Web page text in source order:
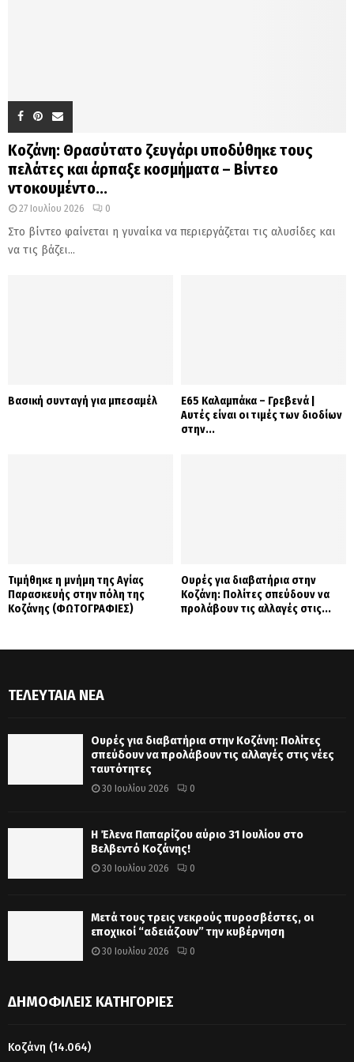
Κοζάνη: Θρασύτατο ζευγάρι υποδύθηκε τους
πελάτες και άρπαξε κοσμήματα – Βίντεο
ντοκουμέντο...
27 Ιουλίου 2026 0
Στο βίντεο φαίνεται η γυναίκα να περιεργάζεται τις αλυσίδες και
να τις βάζει...
Βασική συνταγή για μπεσαμέλ
Ε65 Καλαμπάκα – Γρεβενά |
Αυτές είναι οι τιμές των διοδίων
στην...
Τιμήθηκε η μνήμη της Αγίας
Παρασκευής στην πόλη της
Κοζάνης (ΦΩΤΟΓΡΑΦΙΕΣ)
Ουρές για διαβατήρια στην
Κοζάνη: Πολίτες σπεύδουν να
προλάβουν τις αλλαγές στις...
ΤΕΛΕΥΤΑΊΑ ΝΈΑ
Ουρές για διαβατήρια στην Κοζάνη: Πολίτες
σπεύδουν να προλάβουν τις αλλαγές στις νέες
ταυτότητες
30 Ιουλίου 2026 0
Η Έλενα Παπαρίζου αύριο 31 Ιουλίου στο
Βελβεντό Κοζάνης!
30 Ιουλίου 2026 0
Μετά τους τρεις νεκρούς πυροσβέστες, οι
εποχικοί “αδειάζουν” την κυβέρνηση
30 Ιουλίου 2026 0
ΔΗΜΟΦΙΛΕΊΣ ΚΑΤΗΓΟΡΊΕΣ
Κοζάνη (14.064)